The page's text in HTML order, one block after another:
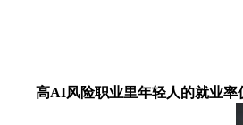
高AI风险职业里年轻人的就业率